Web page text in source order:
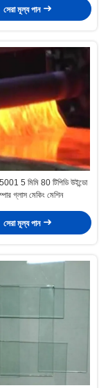
সেরা মূল্য পান
5 মিমি 80 টিপিডি উইন্ডো
গ্লাস মেকিং মেশিন
সেরা মূল্য পান